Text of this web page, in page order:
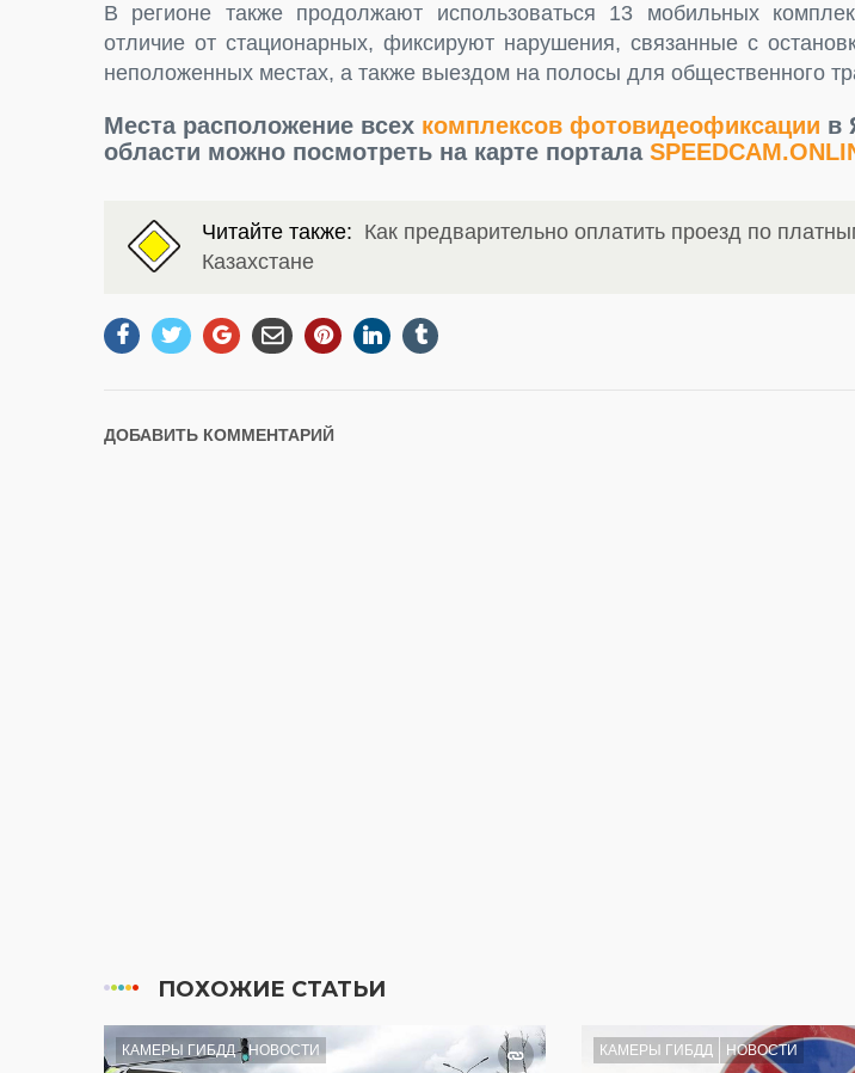
В регионе также продолжают использоваться 13 мобильных
отличие от стационарных, фиксируют нарушения, связанные с
неположенных местах, а также выездом на полосы для общественного
Места расположение всех комплексов фотовидеофиксации в
области можно посмотреть на карте портала
Читайте также: Как предварительно оплатить проезд по
Казахстане
ДОБАВИТЬ КОММЕНТАРИЙ
ПОХОЖИЕ СТАТЬИ
КАМЕРЫ ГИБДД НОВОСТИ КАМЕРЫ ГИБДД НОВОСТИ